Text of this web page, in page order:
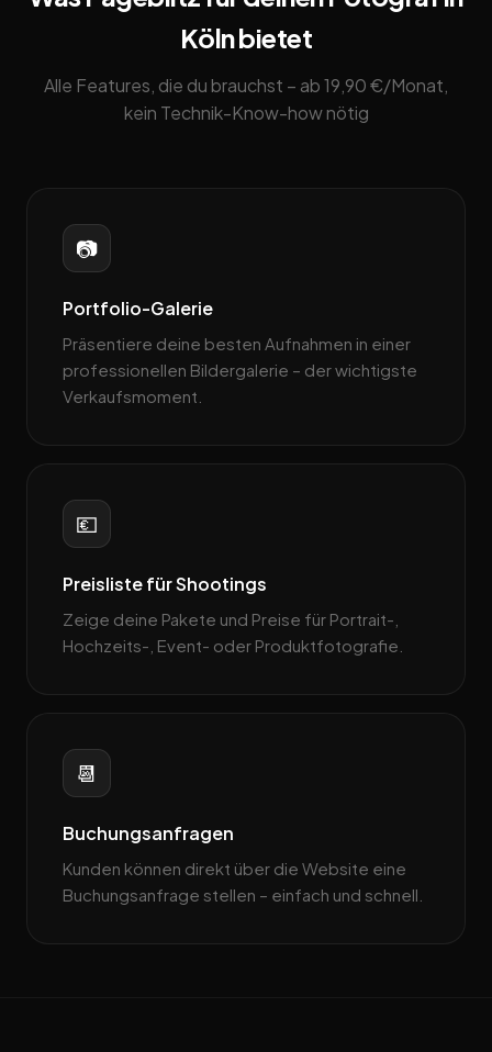
Köln bietet
Alle Features, die du brauchst – ab 19,90 €/Monat,
kein Technik-Know-how nötig
📷
Portfolio-Galerie
Präsentiere deine besten Aufnahmen in einer
professionellen Bildergalerie – der wichtigste
Verkaufsmoment.
💶
Preisliste für Shootings
Zeige deine Pakete und Preise für Portrait-,
Hochzeits-, Event- oder Produktfotografie.
📆
Buchungsanfragen
Kunden können direkt über die Website eine
Buchungsanfrage stellen – einfach und schnell.